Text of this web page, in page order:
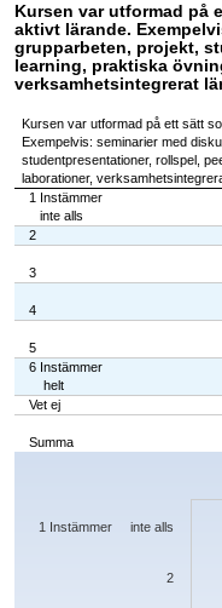
Kursen var utformad på
aktivt lärande.
grupparbeten, projekt,
learning, praktiska
verksamhetsintegrerat
Kursen var utformad på ett sätt
Exempelvis: seminarier med
studentpresentationer, rollspel,
laborationer,
1 Instämmer
inte alls
2
3
4
5
6 Instämmer
helt
Vet ej
Summa
Chart
The chart has 1 X axis displaying
2
1 Instämmer inte alls